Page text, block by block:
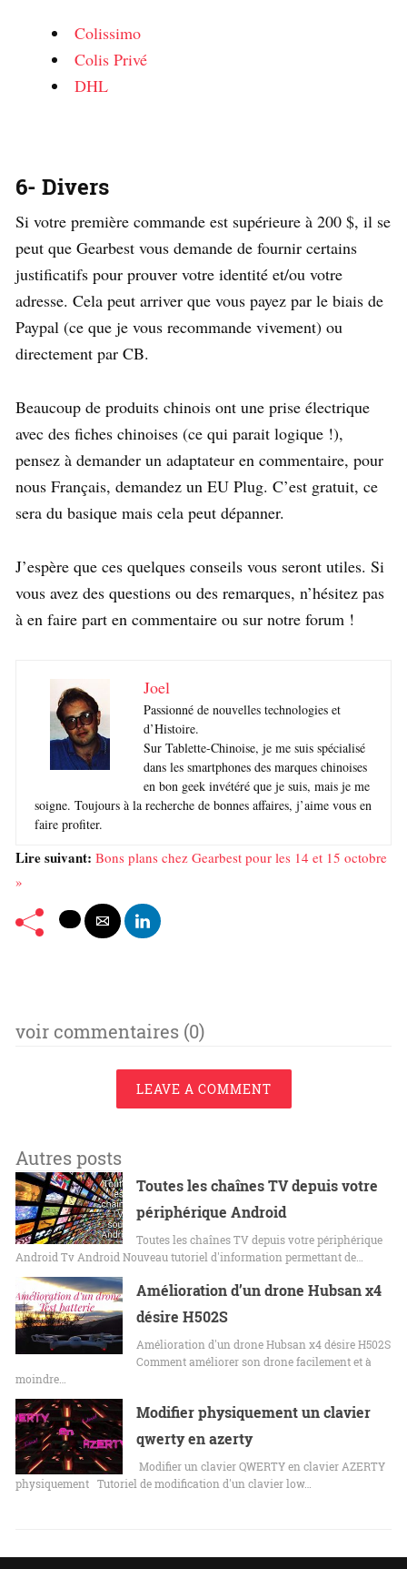
Colissimo
Colis Privé
DHL
6- Divers
Si votre première commande est supérieure à 200 $, il se
peut que Gearbest vous demande de fournir certains
justificatifs pour prouver votre identité et/ou votre
adresse. Cela peut arriver que vous payez par le biais de
Paypal (ce que je vous recommande vivement) ou
directement par CB.
Beaucoup de produits chinois ont une prise électrique
avec des fiches chinoises (ce qui parait logique !),
pensez à demander un adaptateur en commentaire, pour
nous Français, demandez un EU Plug. C’est gratuit, ce
sera du basique mais cela peut dépanner.
J’espère que ces quelques conseils vous seront utiles. Si
vous avez des questions ou des remarques, n’hésitez pas
à en faire part en commentaire ou sur notre forum !
Joel
Passionné de nouvelles technologies et
d’Histoire.
Sur Tablette-Chinoise, je me suis spécialisé
dans les smartphones des marques chinoises
en bon geek invétéré que je suis, mais je me
soigne. Toujours à la recherche de bonnes affaires, j’aime vous en
faire profiter.
Lire suivant: Bons plans chez Gearbest pour les 14 et 15 octobre
»
voir commentaires (0)
LEAVE A COMMENT
Autres posts
Toutes les chaînes TV depuis votre
périphérique Android
Toutes les chaînes TV depuis votre périphérique
Android Tv Android Nouveau tutoriel d'information permettant de…
Amélioration d’un drone Hubsan x4
désire H502S
Amélioration d'un drone Hubsan x4 désire H502S
Comment améliorer son drone facilement et à
moindre…
Modifier physiquement un clavier
qwerty en azerty
Modifier un clavier QWERTY en clavier AZERTY
physiquement Tutoriel de modification d'un clavier low…